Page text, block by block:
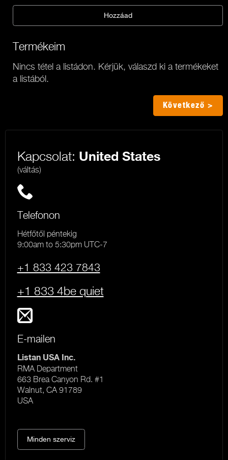
Hozzáad
Termékeim
Nincs tétel a listádon. Kérjük, válaszd ki a termékeket
a listából.
Következő >
Kapcsolat: United States
(váltás)
Telefonon
Hétfőtől péntekig
9:00am to 5:30pm UTC-7
+1 833 423 7843
+1 833 4be quiet
E-mailen
Listan USA Inc.
RMA Department
663 Brea Canyon Rd. #1
Walnut, CA 91789
USA
Minden szerviz